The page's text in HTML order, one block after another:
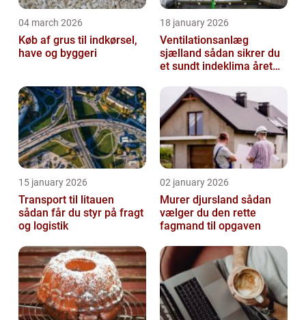
04 march 2026
Køb af grus til indkørsel,
have og byggeri
18 january 2026
Ventilationsanlæg
sjælland sådan sikrer du
et sundt indeklima året
15 january 2026
Transport til litauen
sådan får du styr på fragt
og logistik
02 january 2026
Murer djursland sådan
vælger du den rette
fagmand til opgaven